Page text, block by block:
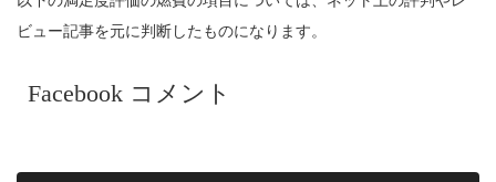
ビュー記事を元に判断したものになります。
Facebook コメント